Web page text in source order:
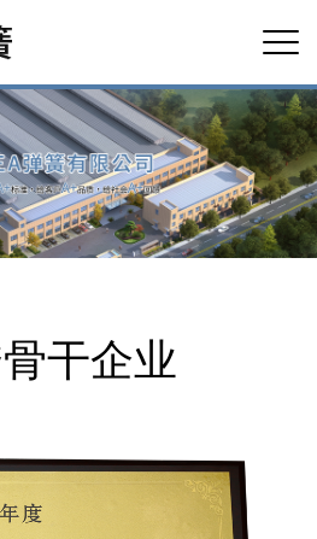
干企业